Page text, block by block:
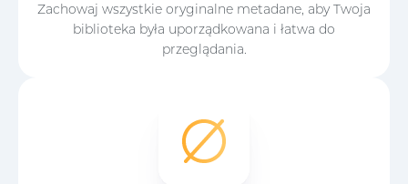
Zachowaj wszystkie oryginalne metadane, aby Twoja
biblioteka była uporządkowana i łatwa do
przeglądania.